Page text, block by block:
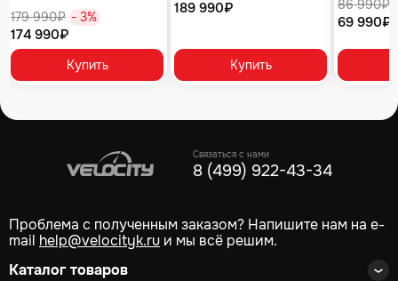
179 990₽ - 3%
174 990₽
Купить
серый
189 990₽
Купить
86 990₽
69 990₽
Связаться с нами
8 (499) 922-43-34
Проблема с полученным заказом? Напишите нам на e-
mail help@velocityk.ru и мы всё решим.
Каталог товаров